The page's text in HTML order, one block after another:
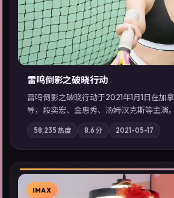
雷鸣倒影之破晓行动
雷鸣倒影之破晓行动于2021年1月1日在加
导，段奕宏、金惠秀、汤姆·汉克斯等主演
轴，两代人的执念在暴风雨夜正面相撞；
质；站内亦可通过「国产免费观看高清电
同类型高分佳作，畅享高清在线追剧体验
58,235 热度 8.6 分 2021-05-17
IMAX